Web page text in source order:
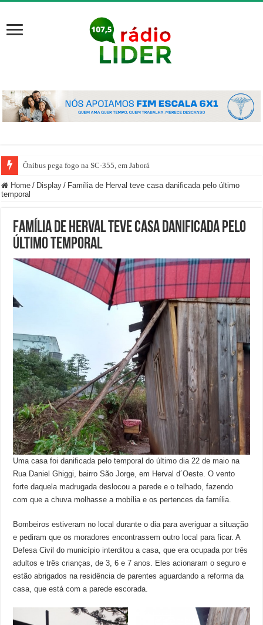
Ônibus pega fogo na SC-355, em Jaborá
Home / Display / Família de Herval teve casa danificada pelo último
temporal
Família de Herval teve casa danificada pelo
último temporal
Uma casa foi danificada pelo temporal do último dia 22 de maio na
Rua Daniel Ghiggi, bairro São Jorge, em Herval d´Oeste. O vento
forte daquela madrugada deslocou a parede e o telhado, fazendo
com que a chuva molhasse a mobília e os pertences da família.
Bombeiros estiveram no local durante o dia para averiguar a situação
e pediram que os moradores encontrassem outro local para ficar. A
Defesa Civil do município interditou a casa, que era ocupada por três
adultos e três crianças, de 3, 6 e 7 anos. Eles acionaram o seguro e
estão abrigados na residência de parentes aguardando a reforma da
casa, que está com a parede escorada.